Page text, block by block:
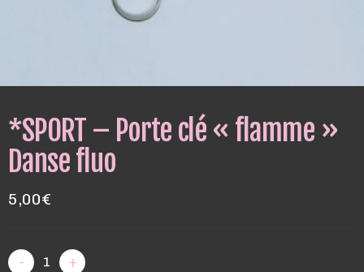
*SPORT – Porte clé « flamme »
Danse fluo
5,00€
+
-